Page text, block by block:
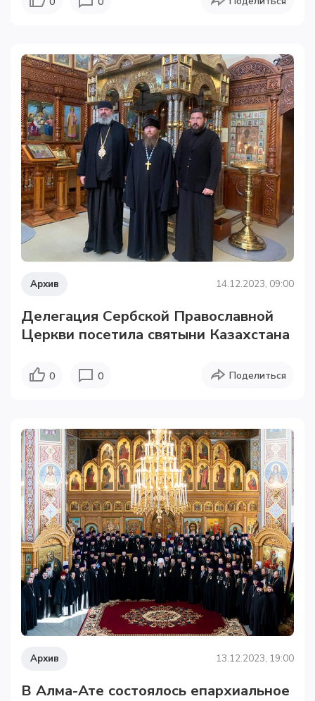
Архив 14.12.2023, 09:00
Делегация Сербской Православной
Церкви посетила святыни Казахстана
0 0 Поделиться
Архив 13.12.2023, 19:00
В Алма-Ате состоялось епархиальное